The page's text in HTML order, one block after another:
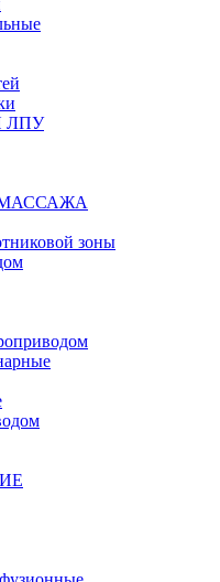
ЛПУ
зоны